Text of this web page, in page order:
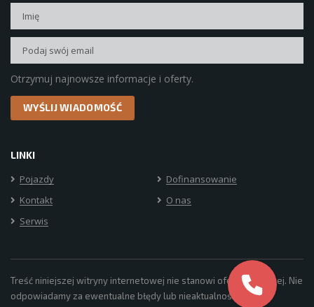
Otrzymuj najnowsze informacje i oferty.
LINKI
Pojazdy
Dofinansowanie
Kontakt
O nas
Serwis
Treść niniejszej witryny internetowej nie stanowi oferty umownej. Nie
odpowiadamy za ewentualne błędy lub nieaktualność oraz